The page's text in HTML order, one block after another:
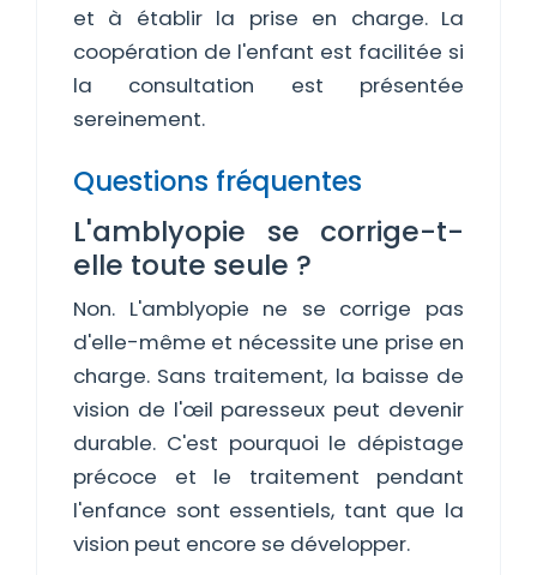
et à établir la prise en charge. La
coopération de l'enfant est facilitée si
la consultation est présentée
sereinement.
Questions fréquentes
L'amblyopie se corrige-t-
elle toute seule ?
Non. L'amblyopie ne se corrige pas
d'elle-même et nécessite une prise en
charge. Sans traitement, la baisse de
vision de l'œil paresseux peut devenir
durable. C'est pourquoi le dépistage
précoce et le traitement pendant
l'enfance sont essentiels, tant que la
vision peut encore se développer.